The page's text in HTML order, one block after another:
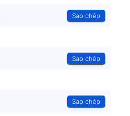
Sao chép
Sao chép
Sao chép